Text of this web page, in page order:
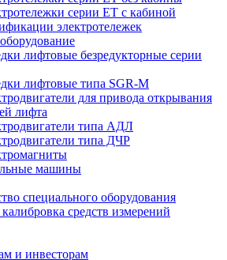
серии ЕТ с кабиной
электротележек
лифтовые безредукторные серии
лифтовые типа SGR-M
для привода открывания
лифта
типа АДЛ
типа ДЧР
машины
специального оборудования
средств измерений
и инвесторам